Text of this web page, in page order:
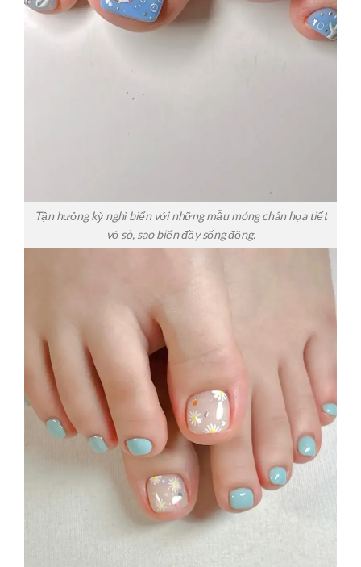
Tận hưởng kỳ nghỉ biển với những mẫu móng chân họa tiết
vỏ sò, sao biển đầy sống động.